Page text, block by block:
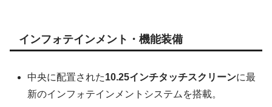
インフォテインメント・機能装備
中央に配置された10.25インチタッチスクリーンに最
新のインフォテインメントシステムを搭載。